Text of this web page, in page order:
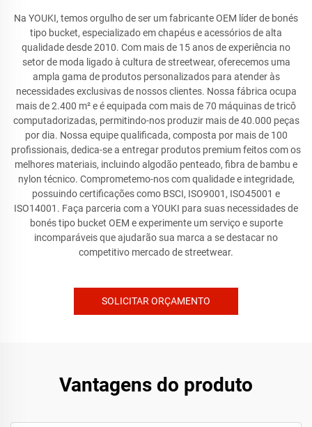
Na YOUKI, temos orgulho de ser um fabricante OEM líder de bonés
tipo bucket, especializado em chapéus e acessórios de alta
qualidade desde 2010. Com mais de 15 anos de experiência no
setor de moda ligado à cultura de streetwear, oferecemos uma
ampla gama de produtos personalizados para atender às
necessidades exclusivas de nossos clientes. Nossa fábrica ocupa
mais de 2.400 m² e é equipada com mais de 70 máquinas de tricô
computadorizadas, permitindo-nos produzir mais de 40.000 peças
por dia. Nossa equipe qualificada, composta por mais de 100
profissionais, dedica-se a entregar produtos premium feitos com os
melhores materiais, incluindo algodão penteado, fibra de bambu e
nylon técnico. Comprometemo-nos com qualidade e integridade,
possuindo certificações como BSCI, ISO9001, ISO45001 e
ISO14001. Faça parceria com a YOUKI para suas necessidades de
bonés tipo bucket OEM e experimente um serviço e suporte
incomparáveis que ajudarão sua marca a se destacar no
competitivo mercado de streetwear.
SOLICITAR ORÇAMENTO
Vantagens do produto